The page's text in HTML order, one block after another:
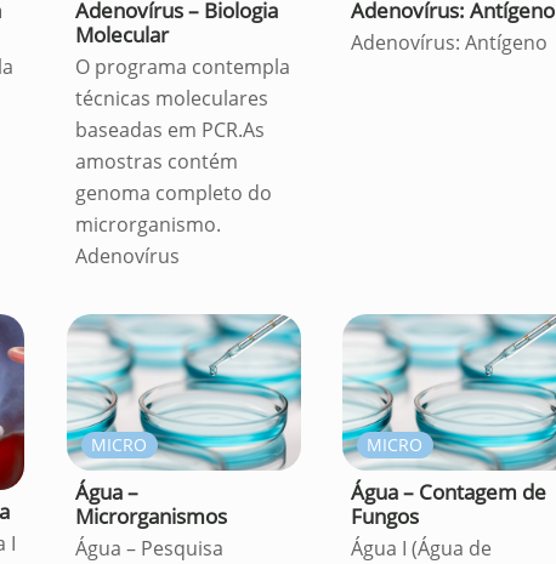
Adenovírus – Biologia
Molecular
O programa contempla
técnicas moleculares
baseadas em PCR.As
amostras contém
genoma completo do
microrganismo.
Adenovírus
Adenovírus: Antígeno
Adenovírus: Antígeno
I
MICRO
Água –
Microrganismos
Água – Pesquisa
MICRO
Água – Contagem de
Fungos
Água I (Água de